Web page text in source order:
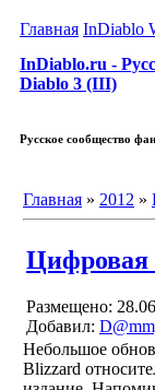
Главная InDiablo
InDiablo.ru -
Diablo 3 (III)
Русское сообщество
Главная » 2012 »
Цифровая
Размещено:
Добавил:
Небольшое
Blizzard